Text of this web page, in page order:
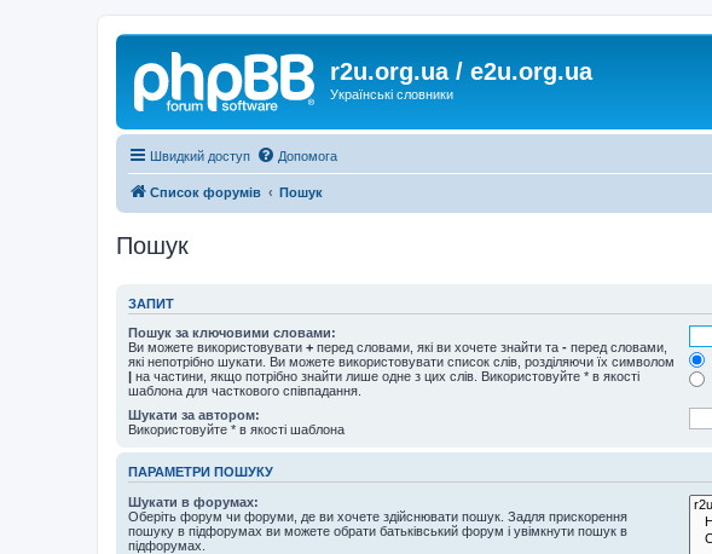
r2u.org.ua / e2u.org.ua
Українські словники
Швидкий доступ Допомога
Список форумів Пошук
Пошук
ЗАПИТ
Пошук за ключовими словами:
Ви можете використовувати + перед словами, які ви хочете знайти та - перед словами,
які непотрібно шукати. Ви можете використовувати список слів, розділяючи їх символом
| на частини, якщо потрібно знайти лише одне з цих слів. Використовуйте * в якості
шаблона для часткового співпадання.
Шукати за автором:
Використовуйте * в якості шаблона
ПАРАМЕТРИ ПОШУКУ
Шукати в форумах:
Оберіть форум чи форуми, де ви хочете здійснювати пошук. Задля прискорення
пошуку в підфорумах ви можете обрати батьківський форум і увімкнути пошук в
підфорумах.